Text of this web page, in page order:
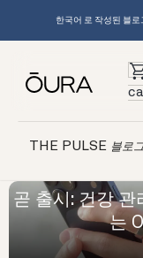
한국어 로 작성된 블
THE PULSE 블로
곧 출시: 건강 관
는